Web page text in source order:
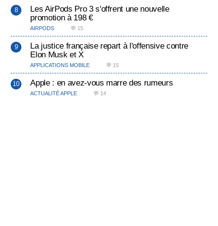
Les AirPods Pro 3 s'offrent une nouvelle
promotion à 198 €
AIRPODS 💬 15
La justice française repart à l'offensive contre
Elon Musk et X
APPLICATIONS MOBILE 💬 15
Apple : en avez-vous marre des rumeurs
ACTUALITÉ APPLE 💬 14